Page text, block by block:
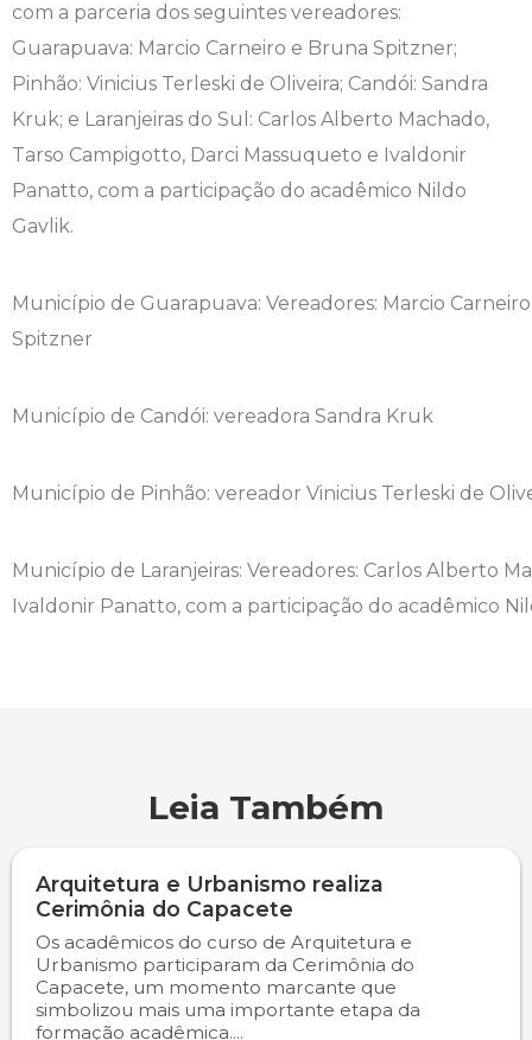
com a parceria dos seguintes vereadores:
Guarapuava: Marcio Carneiro e Bruna Spitzner;
Pinhão: Vinicius Terleski de Oliveira; Candói: Sandra
Kruk; e Laranjeiras do Sul: Carlos Alberto Machado,
Tarso Campigotto, Darci Massuqueto e Ivaldonir
Panatto, com a participação do acadêmico Nildo
Gavlik.
Município de Guarapuava: Vereadores: Marcio
Spitzner
Município de Candói: vereadora Sandra Kruk
Município de Pinhão: vereador Vinicius Terleski de
Município de Laranjeiras: Vereadores: Carlos Alberto
Ivaldonir Panatto, com a participação do acadêmico
Leia Também
Arquitetura e Urbanismo realiza
Cerimônia do Capacete
Os acadêmicos do curso de Arquitetura e
Urbanismo participaram da Cerimônia do
Capacete, um momento marcante que
simbolizou mais uma importante etapa da
formação acadêmica....
Publicidade e Propaganda
Seguro Escolar
Sapien
Simulado Preparatório
Revistas Campo Real
WhatsApp Campo Real